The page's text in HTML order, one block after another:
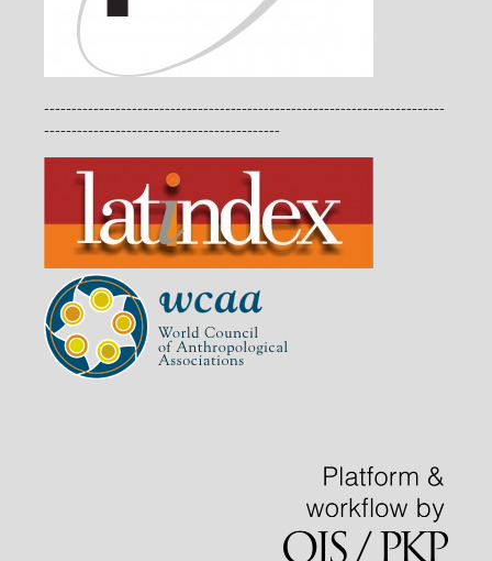
-------------------------------------------------------------------------
-------------------------------------------